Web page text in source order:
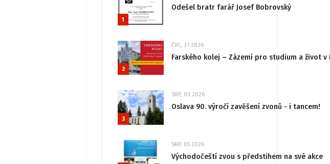
1
Odešel bratr farář Josef Bobrovský
2
ČVC, 31 2026
Farského kolej – Zázemí pro studium a život v
3
SRP, 03 2026
Oslava 90. výročí zavěšení zvonů - i tancem!
SRP, 05 2026
Východočeští zvou s předstihem na své akce